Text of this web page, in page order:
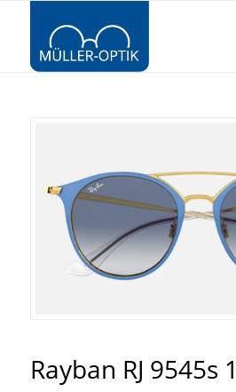
Rayban RJ 9545s